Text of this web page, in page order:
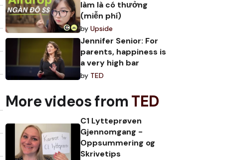
làm là có thưởng
(miễn phí)
by Upside
Jennifer Senior: For
parents, happiness is
a very high bar
by TED
More videos fromTED
C1 Lytteprøven
Gjennomgang -
Oppsummering og
Skrivetips